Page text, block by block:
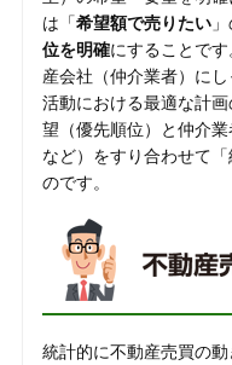
は「希望額で売りたい
位を明確にすることで
産会社（仲介業者）に
活動における最適な計
望（優先順位）と仲介
など）をすり合わせて
のです。
統計的に不動産売買の